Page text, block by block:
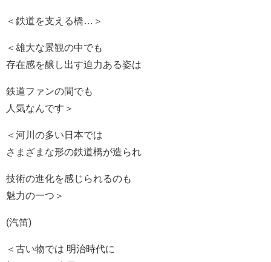
＜鉄道を支える橋…＞
＜雄大な景観の中でも
存在感を醸し出す迫力ある姿は
鉄道ファンの間でも
人気なんです＞
＜河川の多い日本では
さまざまな形の鉄道橋が造られ
技術の進化を感じられるのも
魅力の一つ＞
(汽笛)
＜古い物では 明治時代に